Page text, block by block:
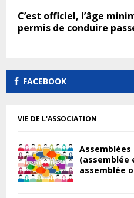
C’est officiel, l’âge
permis de conduire
FACEBOOK
VIE DE L'ASSOCIATION
Assemblées
(assemblée
assemblée